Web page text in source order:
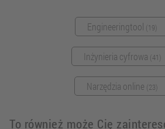
Engineeringtool (19)
Inżynieria cyfrowa (41)
Narzędzia online (23)
To również może Cię